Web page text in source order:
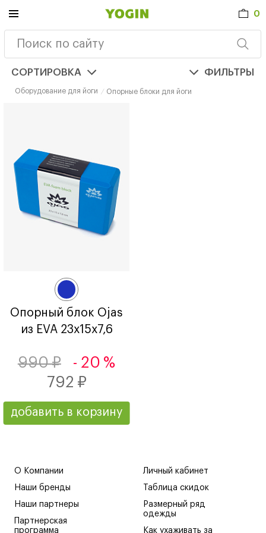
0
Оборудование для йоги Опорные блоки для йоги
СОРТИРОВКА ФИЛЬТРЫ
Опорный блок Ojas
из EVA 23х15х7,6
990 ₽
- 20 %
792 ₽
добавить в корзину
О Компании
Наши бренды
Наши партнеры
Партнерская
программа
Личный кабинет
Таблица скидок
Размерный ряд
одежды
Как ухаживать за